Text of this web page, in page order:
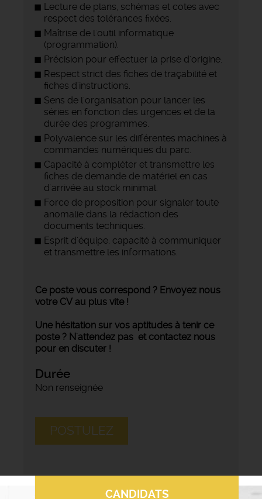
Lecture de plans, schémas et cotes avec
respect des tolérances fixées.
Maîtrise de l'outil informatique
(programmation).
Précision pour effectuer la prise d'origine.
Respect strict des fiches de traçabilité et
fiches d'instructions.
Sens de l'organisation pour lancer les
séries en fonction des urgences et de la
durée des programmes.
Polyvalence sur les différentes machines à
commandes numériques du parc.
Capacité à compléter et transmettre les
fiches de demande de matériel en cas
d'arrivée au stock minimal.
Force de proposition pour signaler toute
anomalie dans la rédaction des
documents techniques.
Esprit d'équipe, capacité à communiquer
et transmettre les informations.
Ce poste vous correspond ? Envoyez nous
votre CV au plus vite !
Une hésitation sur vos aptitudes à tenir ce
poste ? N'attendez pas et contactez nous
pour en discuter !
Durée
Non renseignée
POSTULEZ
CANDIDATS